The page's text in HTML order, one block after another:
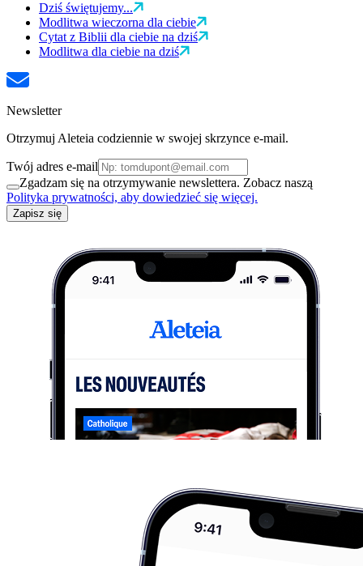
Dziś świętujemy...
Modlitwa wieczorna dla ciebie
Cytat z Biblii dla ciebie na dziś
Modlitwa dla ciebie na dziś
Newsletter
Otrzymuj Aleteia codziennie w swojej skrzynce e-mail.
Twój adres e-mail
Zgadzam się na otrzymywanie newslettera. Zobacz naszą
Polityka prywatności, aby dowiedzieć się więcej.
Zapisz się